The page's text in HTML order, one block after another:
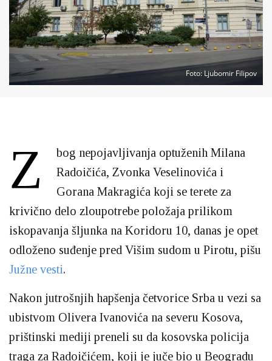
Foto: Ljubomir Filipov
Z
bog nepojavljivanja optuženih Milana
Radoičića, Zvonka Veselinovića i
Gorana Makragića koji se terete za
krivično delo zloupotrebe položaja prilikom
iskopavanja šljunka na Koridoru 10, danas je opet
odloženo suđenje pred Višim sudom u Pirotu, pišu
Južne vesti.
Nakon jutrošnjih hapšenja četvorice Srba u vezi sa
ubistvom Olivera Ivanovića na severu Kosova,
prištinski mediji preneli su da kosovska policija
traga za Radoičićem, koji je juče bio u Beogradu